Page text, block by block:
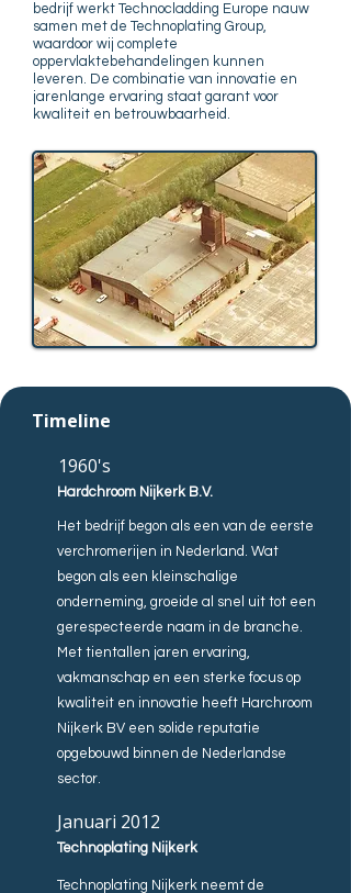
bedrijf werkt Technocladding Europe nauw
samen met de Technoplating Group,
waardoor wij complete
oppervlaktebehandelingen kunnen
leveren. De combinatie van innovatie en
jarenlange ervaring staat garant voor
kwaliteit en betrouwbaarheid.
Timeline
1960's
Hardchroom Nijkerk B.V.
Het bedrijf begon als een van de eerste
verchromerijen in Nederland. Wat
begon als een kleinschalige
onderneming, groeide al snel uit tot een
gerespecteerde naam in de branche.
Met tientallen jaren ervaring,
vakmanschap en een sterke focus op
kwaliteit en innovatie heeft Harchroom
Nijkerk BV een solide reputatie
opgebouwd binnen de Nederlandse
sector.
Januari 2012
Technoplating Nijkerk
Technoplating Nijkerk neemt de